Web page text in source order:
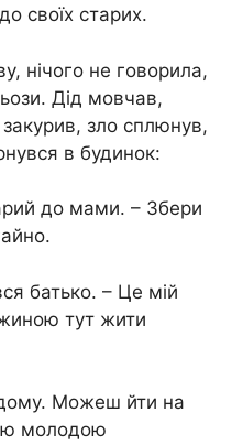
своїх старих.
нічого не говорила,
Дід мовчав,
зло сплюнув,
в будинок:
до мами. – Збери
батько. – Це мій
тут жити
Можеш йти на
молодою